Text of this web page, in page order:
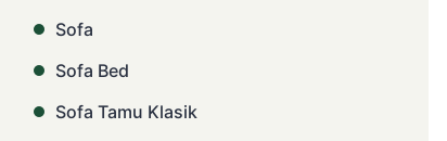
Sofa
Sofa Bed
Sofa Tamu Klasik